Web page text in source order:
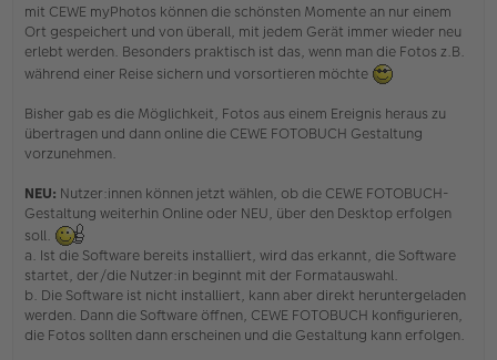
l
e
s
n
r
B
e
i
r
a
g
mit CEWE myPhotos können die schönsten Momente an nur einem
Ort gespeichert und von überall, mit jedem Gerät immer wieder neu
erlebt werden. Besonders praktisch ist das, wenn man die Fotos z.B.
während einer Reise sichern und vorsortieren möchte
Bisher gab es die Möglichkeit, Fotos aus einem Ereignis heraus zu
übertragen und dann online die CEWE FOTOBUCH Gestaltung
vorzunehmen.
NEU: Nutzer:innen können jetzt wählen, ob die CEWE FOTOBUCH-
Gestaltung weiterhin Online oder NEU, über den Desktop erfolgen
soll.
a. Ist die Software bereits installiert, wird das erkannt, die Software
startet, der/die Nutzer:in beginnt mit der Formatauswahl.
b. Die Software ist nicht installiert, kann aber direkt heruntergeladen
werden. Dann die Software öffnen, CEWE FOTOBUCH konfigurieren,
die Fotos sollten dann erscheinen und die Gestaltung kann erfolgen.